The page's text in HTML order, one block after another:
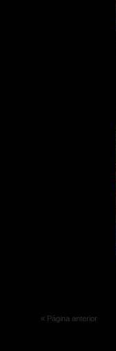
« Página anterior